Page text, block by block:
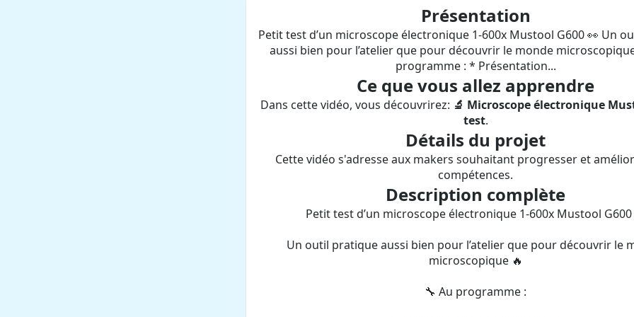
Présentation
Petit test d’un microscope électronique 1-600x Mustool G600 👀 Un
aussi bien pour l’atelier que pour découvrir le monde
programme : * Présentation...
Ce que vous allez apprendre
Dans cette vidéo, vous découvrirez: 🔬 Microscope électronique
test.
Détails du projet
Cette vidéo s'adresse aux makers souhaitant progresser et
compétences.
Description complète
Petit test d’un microscope électronique 1-600x Mustool G600
Un outil pratique aussi bien pour l’atelier que pour découvrir le
microscopique 🔥
🔧 Au programme :